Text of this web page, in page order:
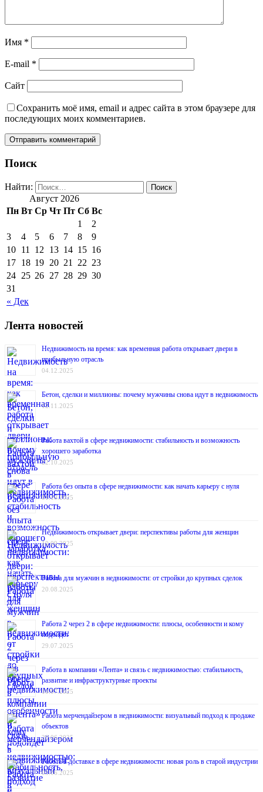
Имя *
E-mail *
Сайт
Сохранить моё имя, email и адрес сайта в этом браузере для
последующих моих комментариев.
Поиск
Найти:
Август 2026
Пн Вт Ср Чт Пт Сб Вс
« Дек
1
2
3
4 5 6 7 8
9
10 11 12 13 14 15 16
17 18 19 20 21 22 23
24 25 26 27 28 29 30
31
Лента новостей
Недвижимость на время: как временная работа открывает двери в
прибыльную отрасль
04.12.2025
Бетон, сделки и миллионы: почему мужчины снова идут в недвижимость
12.11.2025
Работа вахтой в сфере недвижимости: стабильность и возможность
хорошего заработка
22.10.2025
Работа без опыта в сфере недвижимости: как начать карьеру с нуля
01.10.2025
Недвижимость открывает двери: перспективы работы для женщин
10.09.2025
Работа для мужчин в недвижимости: от стройки до крупных сделок
20.08.2025
Работа 2 через 2 в сфере недвижимости: плюсы, особенности и кому
подойдёт
29.07.2025
Работа в компании «Лента» и связь с недвижимостью: стабильность,
развитие и инфраструктурные проекты
10.07.2025
Работа мерчендайзером в недвижимости: визуальный подход к продаже
объектов
20.06.2025
Работа в доставке в сфере недвижимости: новая роль в старой индустрии
03.06.2025